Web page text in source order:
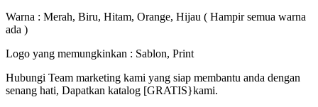
Warna : Merah, Biru, Hitam, Orange, Hijau ( Hampir semua warna
ada )
Logo yang memungkinkan : Sablon, Print
Hubungi Team marketing kami yang siap membantu anda dengan
senang hati, Dapatkan katalog [GRATIS}kami.